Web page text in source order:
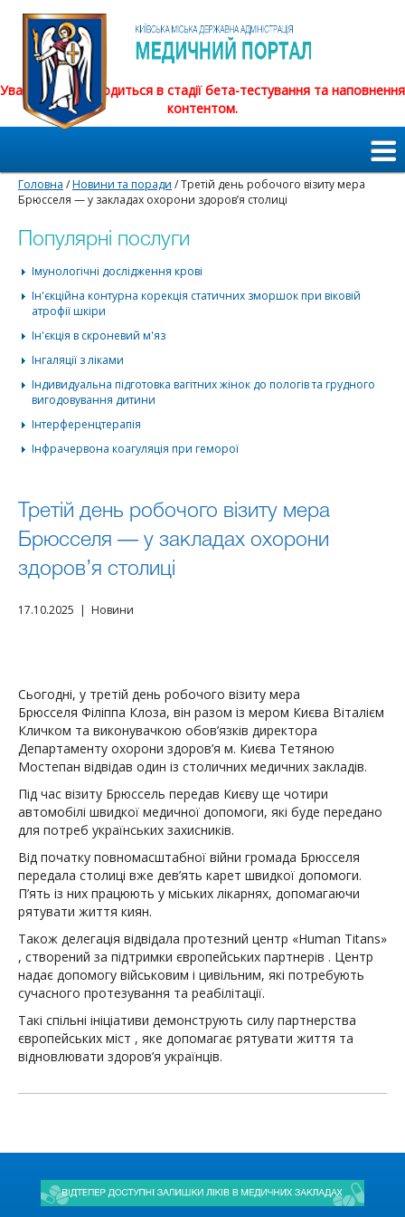
Увага! Сайт знаходиться в стадії бета-тестування та наповнення
контентом.
Головна /Новини та поради / Третій день робочого візиту мера
Брюсселя — у закладах охорони здоров’я столиці
Популярні послуги
Імунологічні дослідження крові
Ін'єкційна контурна корекція статичних зморшок при віковій
атрофії шкіри
Ін'єкція в скроневий м'яз
Інгаляції з ліками
Індивидуальна підготовка вагітних жінок до пологів та грудного
вигодовування дитини
Інтерференцтерапія
Інфрачервона коагуляція при геморої
Третій день робочого візиту мера
Брюсселя — у закладах охорони
здоров’я столиці
17.10.2025 | Новини
Сьогодні, у третій день робочого візиту мера
Брюсселя Філіппа Клоза, він разом із мером Києва Віталієм
Кличком та виконувачкою обов’язків директора
Департаменту охорони здоров’я м. Києва Тетяною
Мостепан відвідав один із столичних медичних закладів.
Під час візиту Брюссель передав Києву ще чотири
автомобілі швидкої медичної допомоги, які буде передано
для потреб українських захисників.
Від початку повномасштабної війни громада Брюсселя
передала столиці вже дев’ять карет швидкої допомоги.
П’ять із них працюють у міських лікарнях, допомагаючи
рятувати життя киян.
Також делегація відвідала протезний центр «Human Titans»
, створений за підтримки європейських партнерів . Центр
надає допомогу військовим і цивільним, які потребують
сучасного протезування та реабілітації.
Такі спільні ініціативи демонструють силу партнерства
європейських міст , яке допомагає рятувати життя та
відновлювати здоров’я українців.